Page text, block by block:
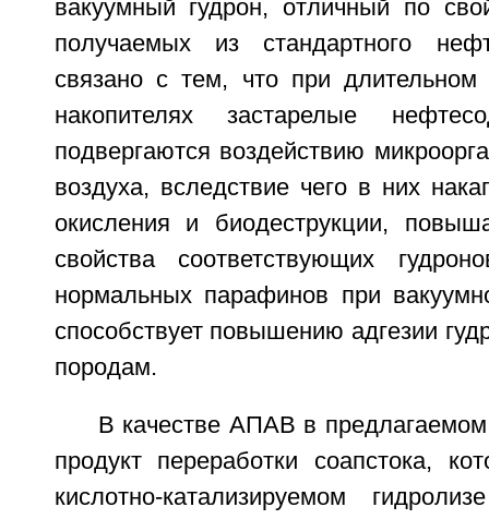
вакуумный гудрон, отличный по
получаемых из стандартного
связано с тем, что при длительном
накопителях застарелые
подвергаются воздействию
воздуха, вследствие чего в них
окисления и биодеструкции,
свойства соответствующих
нормальных парафинов при
способствует повышению адгезии
породам.
В качестве АПАВ в
продукт переработки соапстока,
кислотно-катализируемом